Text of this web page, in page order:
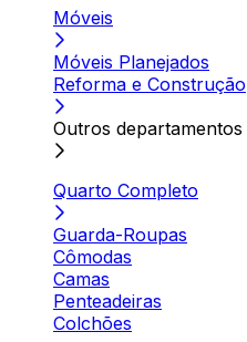
Móveis
Móveis Planejados
Reforma e Construção
Outros departamentos
Quarto Completo
Guarda-Roupas
Cômodas
Camas
Penteadeiras
Colchões